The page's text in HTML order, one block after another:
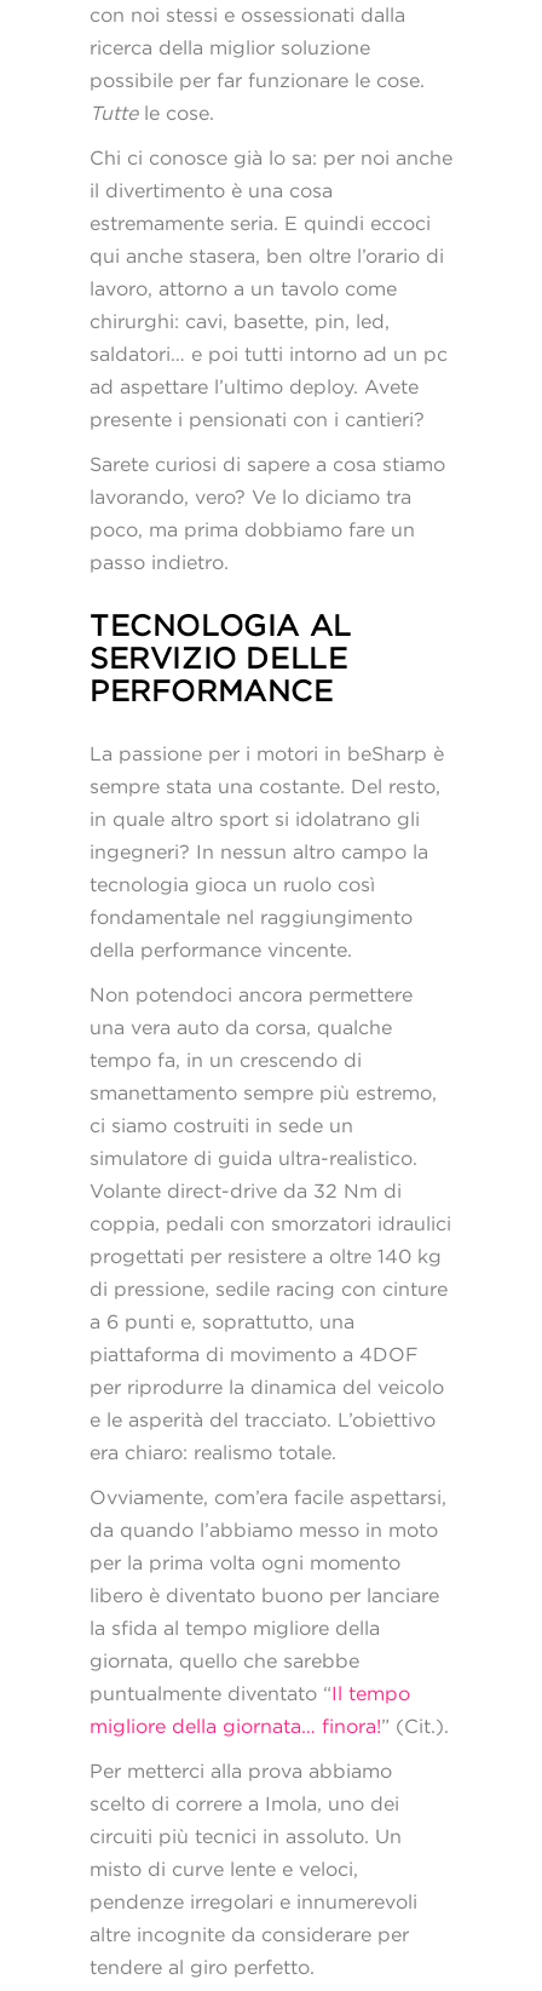
con noi stessi e ossessionati dalla
ricerca della miglior soluzione
possibile per far funzionare le cose.
Tuttele cose.
Chi ci conosce già lo sa: per noi anche
il divertimento è una cosa
estremamente seria. E quindi eccoci
qui anche stasera, ben oltre l’orario di
lavoro, attorno a un tavolo come
chirurghi: cavi, basette, pin, led,
saldatori… e poi tutti intorno ad un pc
ad aspettare l’ultimo deploy. Avete
presente i pensionati con i cantieri?
Sarete curiosi di sapere a cosa stiamo
lavorando, vero? Ve lo diciamo tra
poco, ma prima dobbiamo fare un
passo indietro.
TECNOLOGIA AL
SERVIZIO DELLE
PERFORMANCE
La passione per i motori in beSharp è
sempre stata una costante. Del resto,
in quale altro sport si idolatrano gli
ingegneri? In nessun altro campo la
tecnologia gioca un ruolo così
fondamentale nel raggiungimento
della performance vincente.
Non potendoci ancora permettere
una vera auto da corsa, qualche
tempo fa, in un crescendo di
smanettamento sempre più estremo,
ci siamo costruiti in sede un
simulatore di guida ultra-realistico.
Volante direct-drive da 32 Nm di
coppia, pedali con smorzatori idraulici
progettati per resistere a oltre 140 kg
di pressione, sedile racing con cinture
a 6 punti e, soprattutto, una
piattaforma di movimento a 4DOF
per riprodurre la dinamica del veicolo
e le asperità del tracciato. L’obiettivo
era chiaro: realismo totale.
Ovviamente, com’era facile aspettarsi,
da quando l’abbiamo messo in moto
per la prima volta ogni momento
libero è diventato buono per lanciare
la sfida al tempo migliore della
giornata, quello che sarebbe
puntualmente diventato “Il tempo
migliore della giornata… finora!” (Cit.).
Per metterci alla prova abbiamo
scelto di correre a Imola, uno dei
circuiti più tecnici in assoluto. Un
misto di curve lente e veloci,
pendenze irregolari e innumerevoli
altre incognite da considerare per
tendere al giro perfetto.